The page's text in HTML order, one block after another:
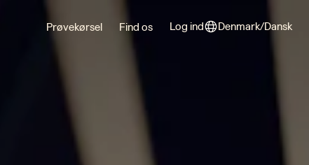
Prøvekørsel Find os Log ind Denmark/Dansk